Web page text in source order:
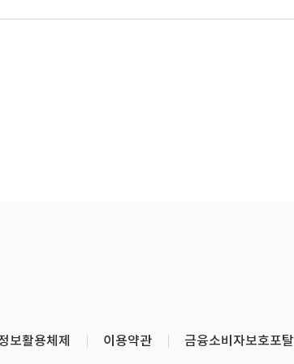
보활용체제 이용약관 금융소비자보호포탈